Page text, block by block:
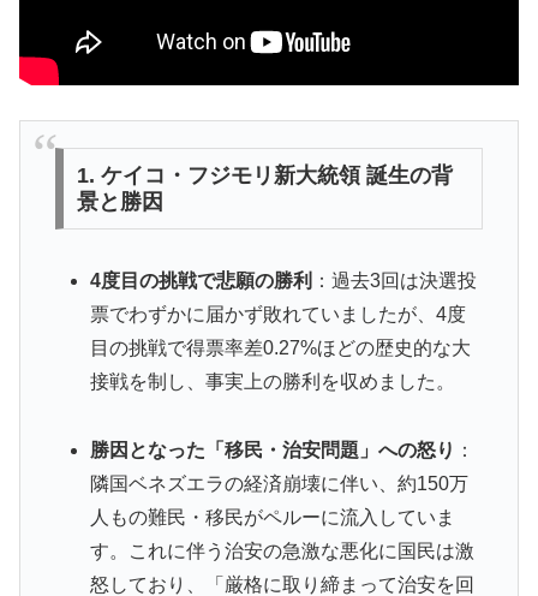
1. ケイコ・フジモリ新大統領 誕生の背
景と勝因
4度目の挑戦で悲願の勝利 ：過去3回は決選投
票でわずかに届かず敗れていましたが、4度
目の挑戦で得票率差0.27%ほどの歴史的な大
接戦を制し、事実上の勝利を収めました。
勝因となった「移民・治安問題」への怒り ：
隣国ベネズエラの経済崩壊に伴い、約150万
人もの難民・移民がペルーに流入していま
す。これに伴う治安の急激な悪化に国民は激
怒しており、「厳格に取り締まって治安を回